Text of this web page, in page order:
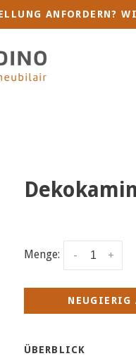
ANFORDERN?
Menge: +
-
NEUGIERIG
ÜBERBLICK